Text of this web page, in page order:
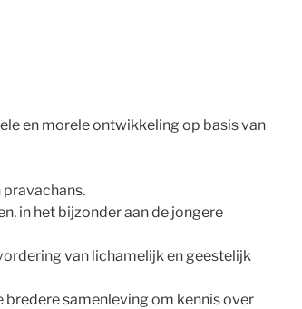
en morele ontwikkeling op basis van
pravachans.
in het bijzonder aan de jongere
van lichamelijk en geestelijk
bredere samenleving om kennis over